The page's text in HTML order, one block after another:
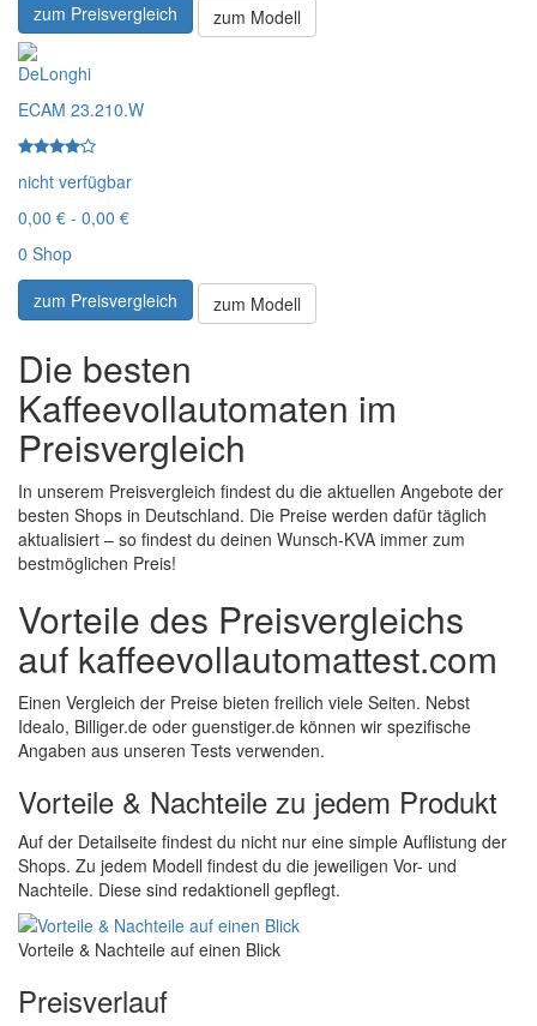
zum Preisvergleich
zum Modell
DeLonghi
ECAM 23.210.W
nicht verfügbar
0,00 € - 0,00 €
0 Shop
zum Preisvergleich
zum Modell
Die besten
Kaffeevollautomaten im
Preisvergleich
In unserem Preisvergleich findest du die aktuellen Angebote der
besten Shops in Deutschland. Die Preise werden dafür täglich
aktualisiert – so findest du deinen Wunsch-KVA immer zum
bestmöglichen Preis!
Vorteile des Preisvergleichs
auf kaffeevollautomattest.com
Einen Vergleich der Preise bieten freilich viele Seiten. Nebst
Idealo, Billiger.de oder guenstiger.de können wir spezifische
Angaben aus unseren Tests verwenden.
Vorteile & Nachteile zu jedem Produkt
Auf der Detailseite findest du nicht nur eine simple Auflistung der
Shops. Zu jedem Modell findest du die jeweiligen Vor- und
Nachteile. Diese sind redaktionell gepflegt.
Vorteile & Nachteile auf einen Blick
Preisverlauf